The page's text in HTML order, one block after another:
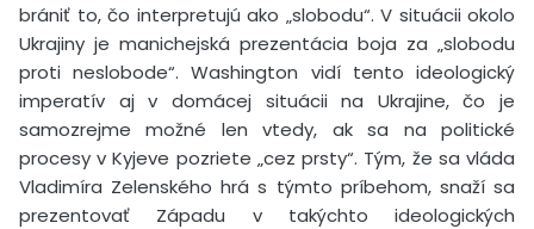
brániť to, čo interpretujú ako „slobodu“. V situácii okolo
Ukrajiny je manichejská prezentácia boja za „slobodu
proti neslobode“. Washington vidí tento ideologický
imperatív aj v domácej situácii na Ukrajine, čo je
samozrejme možné len vtedy, ak sa na politické
procesy v Kyjeve pozriete „cez prsty“. Tým, že sa vláda
Vladimíra Zelenského hrá s týmto príbehom, snaží sa
prezentovať Západu v takýchto ideologických